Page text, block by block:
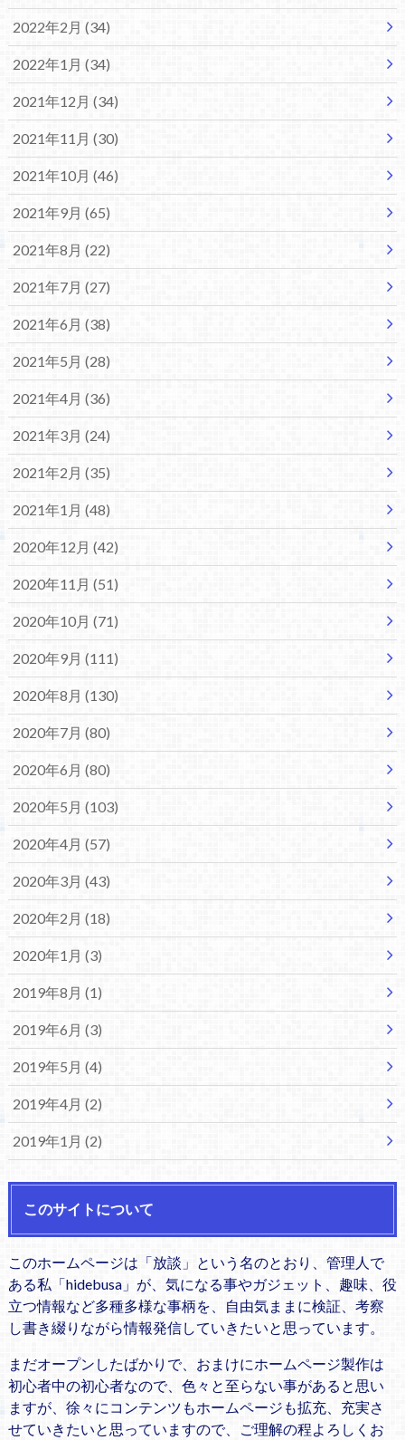
2022年2月 (34)
2022年1月 (34)
2021年12月 (34)
2021年11月 (30)
2021年10月 (46)
2021年9月 (65)
2021年8月 (22)
2021年7月 (27)
2021年6月 (38)
2021年5月 (28)
2021年4月 (36)
2021年3月 (24)
2021年2月 (35)
2021年1月 (48)
2020年12月 (42)
2020年11月 (51)
2020年10月 (71)
2020年9月 (111)
2020年8月 (130)
2020年7月 (80)
2020年6月 (80)
2020年5月 (103)
2020年4月 (57)
2020年3月 (43)
2020年2月 (18)
2020年1月 (3)
2019年8月 (1)
2019年6月 (3)
2019年5月 (4)
2019年4月 (2)
2019年1月 (2)
このサイトについて
このホームページは「放談」という名のとおり、管理人で
ある私「hidebusa」が、気になる事やガジェット、趣味、役
立つ情報など多種多様な事柄を、自由気ままに検証、考察
し書き綴りながら情報発信していきたいと思っています。
まだオープンしたばかりで、おまけにホームページ製作は
初心者中の初心者なので、色々と至らない事があると思い
ますが、徐々にコンテンツもホームページも拡充、充実さ
せていきたいと思っていますので、ご理解の程よろしくお